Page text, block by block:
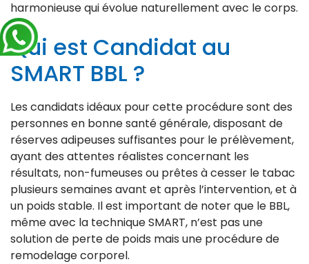
harmonieuse qui évolue naturellement avec le corps.
Qui est Candidat au
SMART BBL ?
Les candidats idéaux pour cette procédure sont des
personnes en bonne santé générale, disposant de
réserves adipeuses suffisantes pour le prélèvement,
ayant des attentes réalistes concernant les
résultats, non-fumeuses ou prêtes à cesser le tabac
plusieurs semaines avant et après l’intervention, et à
un poids stable. Il est important de noter que le BBL,
même avec la technique SMART, n’est pas une
solution de perte de poids mais une procédure de
remodelage corporel.